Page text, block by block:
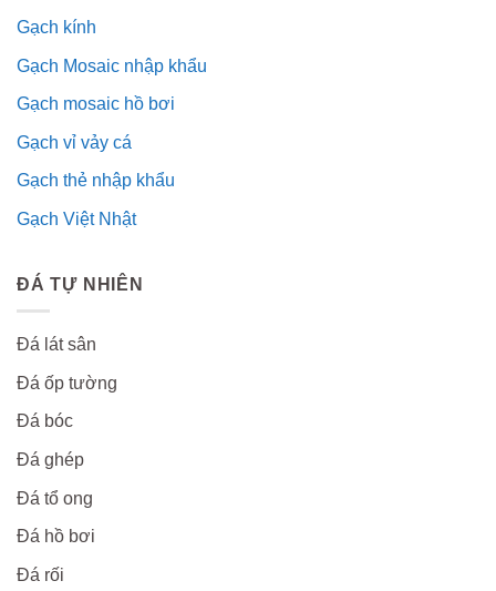
Gạch kính
Gạch Mosaic nhập khẩu
Gạch mosaic hồ bơi
Gạch vỉ vảy cá
Gạch thẻ nhập khẩu
Gạch Việt Nhật
ĐÁ TỰ NHIÊN
Đá lát sân
Đá ốp tường
Đá bóc
Đá ghép
Đá tổ ong
Đá hồ bơi
Đá rối